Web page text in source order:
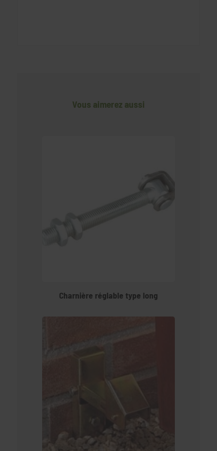
Vous aimerez aussi
Charnière réglable type long